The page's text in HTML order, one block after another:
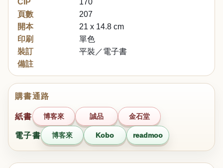
頁數
207
開本
21 x 14.8 cm
印刷
單色
裝訂
平裝／電子書
備註
購書通路
紙書 博客來 誠品 金石堂
電子書 博客來 Kobo readmoo